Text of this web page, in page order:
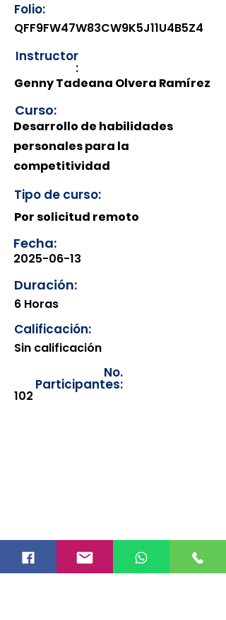
Folio:
QFF9FW47W83CW9K5J11U4B5Z4
Instructor
:
Genny Tadeana Olvera Ramírez
Curso:
Desarrollo de habilidades
personales para la
competitividad
Tipo de curso:
Por solicitud remoto
Fecha:
2025-06-13
Duración:
6 Horas
Calificación:
Sin calificación
No.
Participantes:
102
correspondientes del año en
curso. Si requiere consultar una
constancia de años anteriores, le